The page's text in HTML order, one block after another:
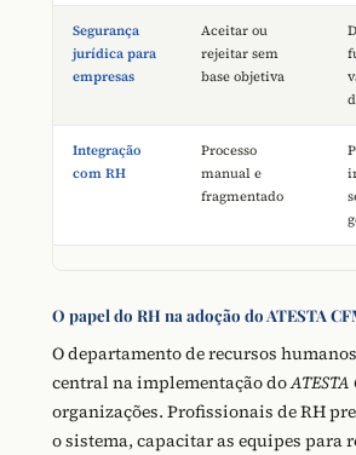
Segurança
jurídica para
empresas
Aceitar ou
rejeitar sem
base objetiva
Integração
com RH
Processo
manual e
fragmentado
O papel do RH na adoção do ATESTA
O departamento de recursos
central na implementação do
organizações. Profissionais de RH
o sistema, capacitar as equipes para